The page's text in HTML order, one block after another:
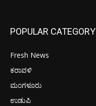
POPULAR CATEGORY
Fresh News
ಕರಾವಳಿ
ಮಂಗಳೂರು
ಉಡುಪಿ